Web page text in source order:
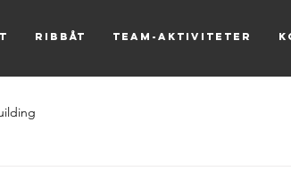
Ribbåt Team-aktiviteter